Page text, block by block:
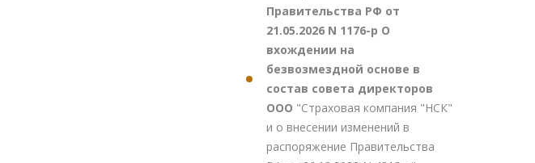
Правительства РФ от
21.05.2026 N 1176-р О
вхождении на
безвозмездной основе в
состав совета директоров
ООО "Страховая компания "НСК"
и о внесении изменений в
распоряжение Правительства